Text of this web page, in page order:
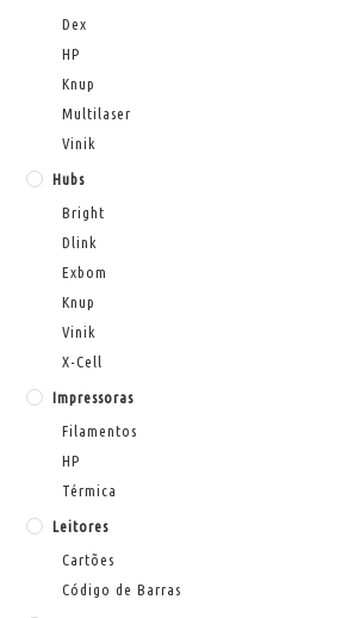
Dex
HP
Knup
Multilaser
Vinik
Hubs
Bright
Dlink
Exbom
Knup
Vinik
X-Cell
Impressoras
Filamentos
HP
Térmica
Leitores
Cartões
Código de Barras